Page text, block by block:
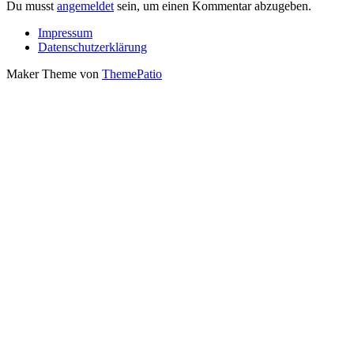
Du musst angemeldet sein, um einen Kommentar abzugeben.
Impressum
Datenschutzerklärung
Maker Theme von ThemePatio